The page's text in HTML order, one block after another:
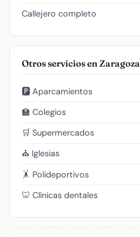
Callejero completo
Otros servicios en Zaragoza
🅿️ Aparcamientos
🏫 Colegios
🛒 Supermercados
⛪ Iglesias
🤸 Polideportivos
🦷 Clínicas dentales